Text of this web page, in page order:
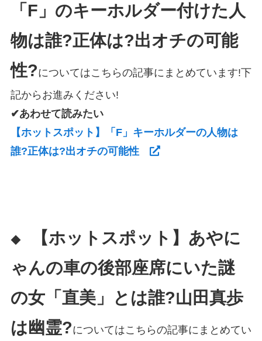
「F」のキーホルダー付けた人
物は誰?正体は?出オチの可能
性?についてはこちらの記事にまとめています!下
記からお進みください!
✔あわせて読みたい
【ホットスポット】「F」キーホルダーの人物は
誰?正体は?出オチの可能性
◆
【ホットスポット】あやに
ゃんの車の後部座席にいた謎
の女「直美」とは誰?山田真歩
は幽霊?についてはこちらの記事にまとめてい